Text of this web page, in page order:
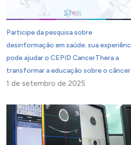
Participe da pesquisa sobre
desinformação em saúde: sua
pode ajudar o CEPID CancerThera a
transformar a educação sobre o câncer
1 de setembro de 2025